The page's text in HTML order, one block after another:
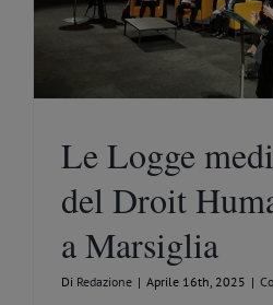
Le Logge
del Droit
a Marsiglia
Di Redazione | Aprile 16th, 2025 |